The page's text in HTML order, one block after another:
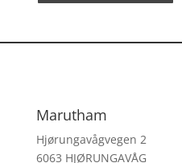
Marutham
Hjørungavågvegen 2
6063 HJØRUNGAVÅG